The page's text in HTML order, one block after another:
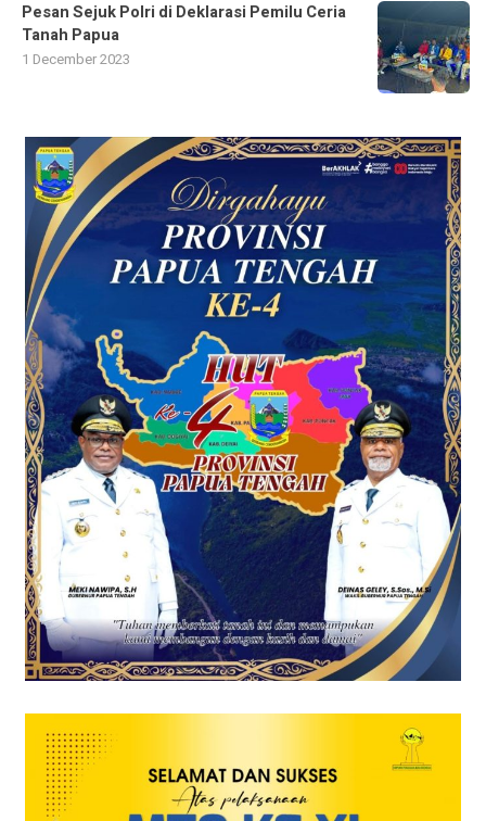
Pesan Sejuk Polri di Deklarasi Pemilu Ceria
Tanah Papua
1 December 2023